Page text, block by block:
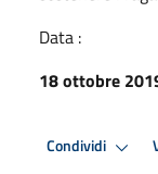
Data :
18 ottobre
Condividi